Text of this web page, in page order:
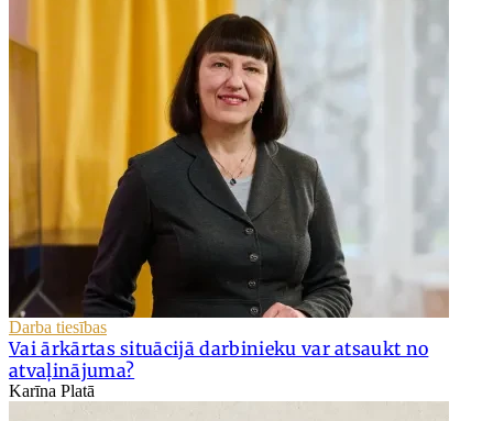
Darba tiesības
Vai ārkārtas situācijā darbinieku var atsaukt no
atvaļinājuma?
Karīna Platā